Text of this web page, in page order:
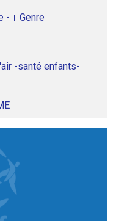
- Genre
-santé enfants-